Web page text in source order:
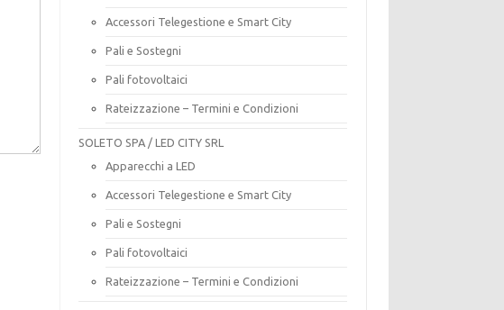
Accessori Telegestione e Smart City
Pali e Sostegni
Pali fotovoltaici
Rateizzazione – Termini e Condizioni
SOLETO SPA / LED CITY SRL
Apparecchi a LED
Accessori Telegestione e Smart City
Pali e Sostegni
Pali fotovoltaici
Rateizzazione – Termini e Condizioni